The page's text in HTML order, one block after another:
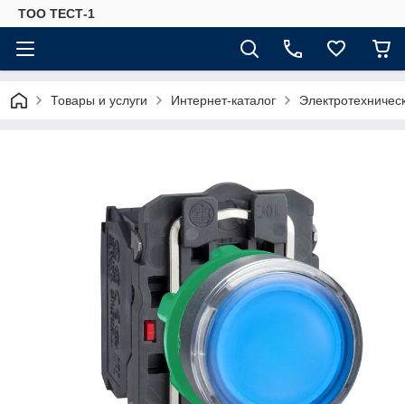
ТОО ТЕСТ-1
Товары и услуги Интернет-каталог